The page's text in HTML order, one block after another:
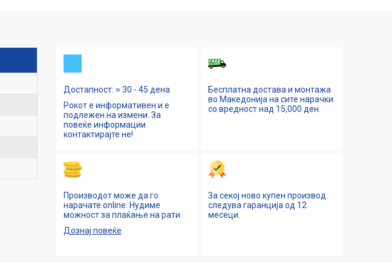
Достапност: ≈ 30 - 45 дена
Рокот е информативен и е
подлежен на измени. За
повеќе информации
контактирајте не!
Бесплатна достава и монтажа
во Македонија на сите нарачки
со вредност над 15,000 ден.
Производот може да го
нарачате online. Нудиме
можност за плаќање на рати.
Дознај повеќе
За секој ново купен производ
следува гаранција од 12
месеци.